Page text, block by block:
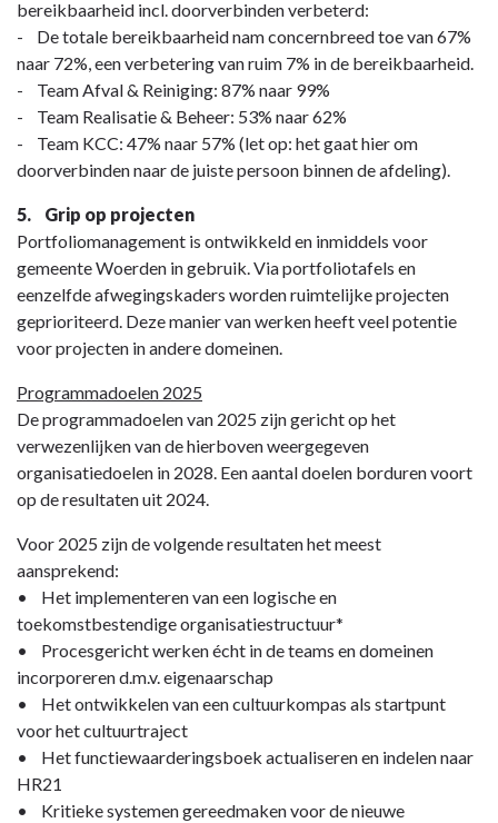
bereikbaarheid incl. doorverbinden verbeterd:
- De totale bereikbaarheid nam concernbreed toe van 67%
naar 72%, een verbetering van ruim 7% in de bereikbaarheid.
- Team Afval & Reiniging: 87% naar 99%
- Team Realisatie & Beheer: 53% naar 62%
- Team KCC: 47% naar 57% (let op: het gaat hier om
doorverbinden naar de juiste persoon binnen de afdeling).
5. Grip op projecten
Portfoliomanagement is ontwikkeld en inmiddels voor
gemeente Woerden in gebruik. Via portfoliotafels en
eenzelfde afwegingskaders worden ruimtelijke projecten
geprioriteerd. Deze manier van werken heeft veel potentie
voor projecten in andere domeinen.
Programmadoelen 2025
De programmadoelen van 2025 zijn gericht op het
verwezenlijken van de hierboven weergegeven
organisatiedoelen in 2028. Een aantal doelen borduren voort
op de resultaten uit 2024.
Voor 2025 zijn de volgende resultaten het meest
aansprekend:
• Het implementeren van een logische en
toekomstbestendige organisatiestructuur*
• Procesgericht werken écht in de teams en domeinen
incorporeren d.m.v. eigenaarschap
• Het ontwikkelen van een cultuurkompas als startpunt
voor het cultuurtraject
• Het functiewaarderingsboek actualiseren en indelen naar
HR21
• Kritieke systemen gereedmaken voor de nieuwe